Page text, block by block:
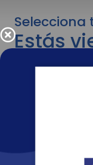
Selecciona
Estás
para
Para cambiar
adelante
Entendido